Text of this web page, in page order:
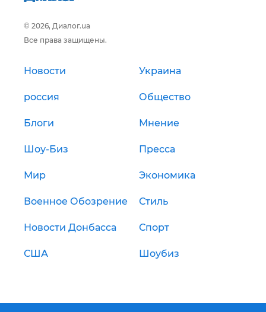
© 2026, Диалог.ua
Все права защищены.
Новости Украина
россия Общество
Блоги Мнение
Шоу-Биз Пресса
Мир Экономика
Военное Обозрение Стиль
Новости Донбасса Спорт
США Шоубиз